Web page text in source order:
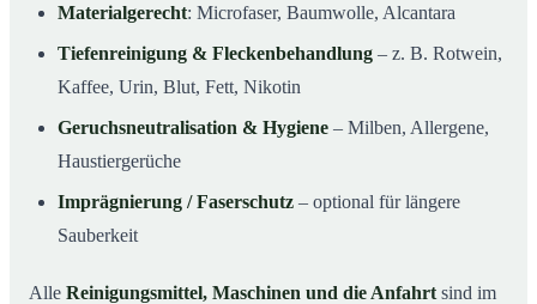
Materialgerecht: Microfaser, Baumwolle, Alcantara
Tiefenreinigung & Fleckenbehandlung – z. B. Rotwein,
Kaffee, Urin, Blut, Fett, Nikotin
Geruchsneutralisation & Hygiene – Milben, Allergene,
Haustiergerüche
Imprägnierung / Faserschutz – optional für längere
Sauberkeit
Alle Reinigungsmittel, Maschinen und die Anfahrt sind im